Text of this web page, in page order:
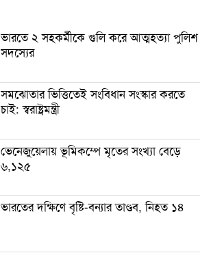
ভারতে ২ সহকর্মীকে গুলি করে আত্মহত্যা পুলিশ
সদস্যের
সমঝোতার ভিত্তিতেই সংবিধান সংস্কার করতে
চাই: স্বরাষ্ট্রমন্ত্রী
ভেনেজুয়েলায় ভূমিকম্পে মৃতের সংখ্যা বেড়ে
৬,১২৫
ভারতের দক্ষিণে বৃষ্টি-বন্যার তাণ্ডব, নিহত ১৪